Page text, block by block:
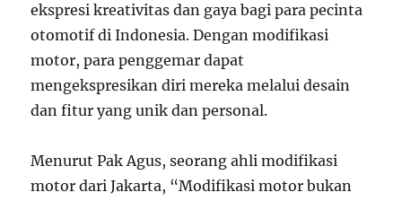
ekspresi kreativitas dan gaya bagi para pecinta
otomotif di Indonesia. Dengan modifikasi
motor, para penggemar dapat
mengekspresikan diri mereka melalui desain
dan fitur yang unik dan personal.
Menurut Pak Agus, seorang ahli modifikasi
motor dari Jakarta, “Modifikasi motor bukan